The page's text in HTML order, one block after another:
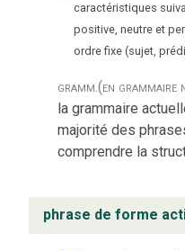
caractéristiques
positive, neutre et
ordre fixe (sujet,
gramm.(en grammaire
la grammaire
majorité des
comprendre la
phrase de forme